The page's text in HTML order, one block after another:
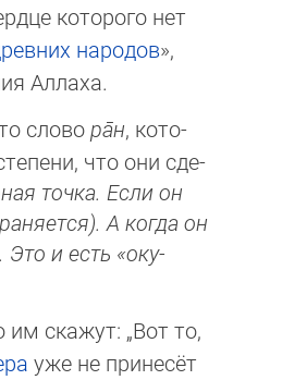
которого нет
наро­дов»,
Аллаха.
словора̄н, ко­то­
что они сде­
точка. Если он
А ког­да он
и есть «оку­
скажут: „Вот то,
уже не принесёт